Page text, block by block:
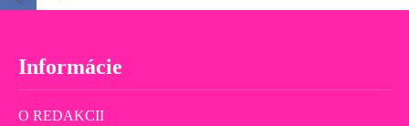
Informácie
O REDAKCII